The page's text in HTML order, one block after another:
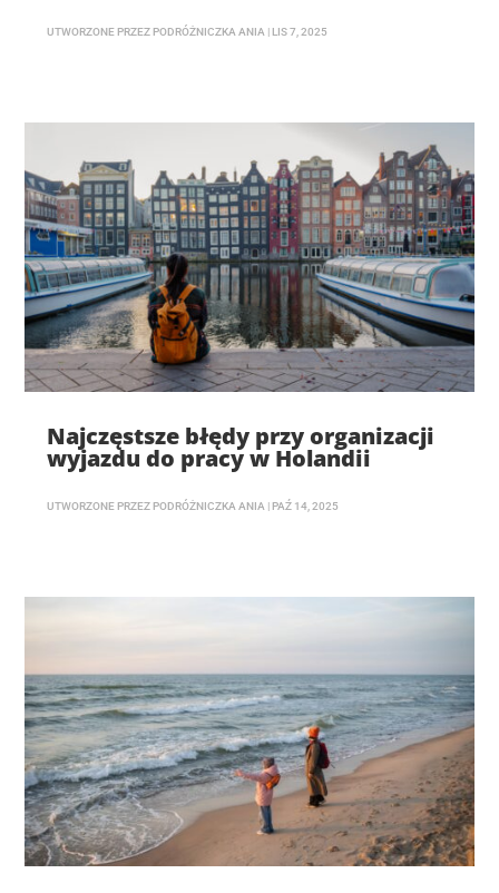
UTWORZONE PRZEZ PODRÓŻNICZKA ANIA | LIS 7, 2025
Najczęstsze błędy przy organizacji
wyjazdu do pracy w Holandii
UTWORZONE PRZEZ PODRÓŻNICZKA ANIA | PAŹ 14, 2025